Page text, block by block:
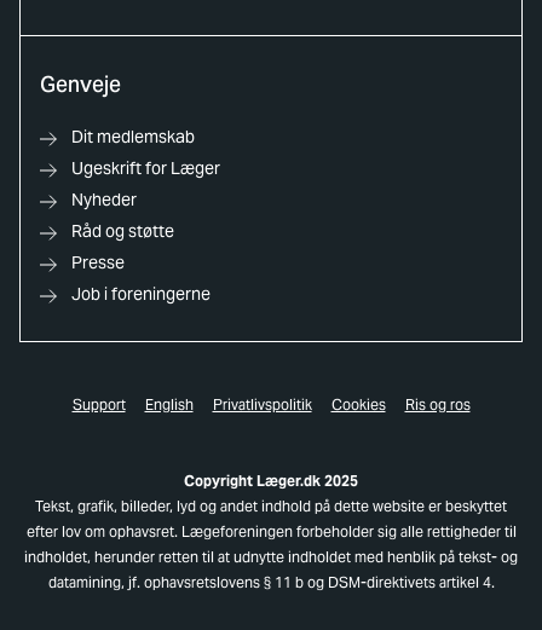
Genveje
Dit medlemskab
Ugeskrift for Læger
Nyheder
Råd og støtte
Presse
Job i foreningerne
Support English Privatlivspolitik Cookies Ris og ros
Copyright Læger.dk 2025
Tekst, grafik, billeder, lyd og andet indhold på dette website er beskyttet
efter lov om ophavsret. Lægeforeningen forbeholder sig alle rettigheder til
indholdet, herunder retten til at udnytte indholdet med henblik på tekst- og
datamining, jf. ophavsretslovens § 11 b og DSM-direktivets artikel 4.